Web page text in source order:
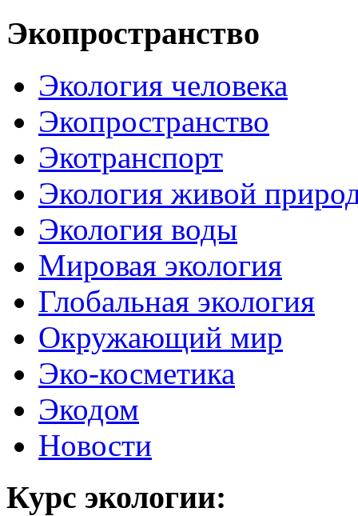
Экопространство
Экология человека
Экопространство
Экотранспорт
Экология живой
Экология воды
Мировая экология
Глобальная экология
Окружающий мир
Эко-косметика
Экодом
Новости
Курс экологии: